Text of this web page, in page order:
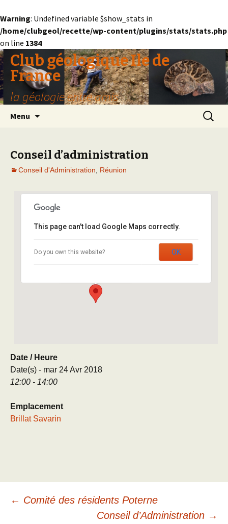
Warning: Undefined variable $show_stats in
/home/clubgeol/recette/wp-content/plugins/stats/stats.php
on line 1384
Club géologique Ile de
France
la géologie entre amis
Menu
Conseil d’administration
Conseil d'Administration Réunion
Brillat Savarin
This page can't load Google Maps correctly.
Do you own this website? OK
Date / Heure
Date(s) - mar 24 Avr 2018
12:00 - 14:00
Emplacement
Brillat Savarin
Navigation
← Comité des résidents Poterne
Conseil d’Administration →